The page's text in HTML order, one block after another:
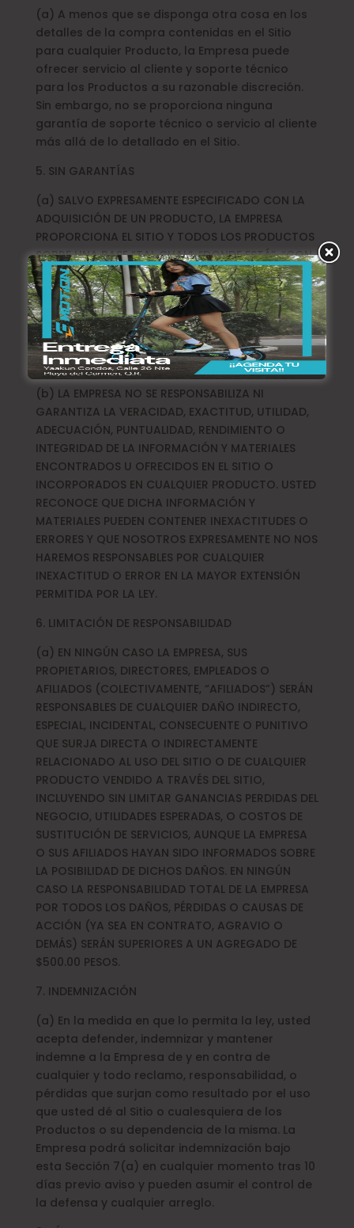
(a) A menos que se disponga otra cosa en los
detalles de la compra contenidas en el Sitio
para cualquier Producto, la Empresa puede
ofrecer servicio al cliente y soporte técnico
para los Productos a su razonable discreción.
Sin embargo, no se proporciona ninguna
garantía de soporte técnico o servicio al cliente
más allá de lo detallado en el Sitio.
5. SIN GARANTÍAS
(a) SALVO EXPRESAMENTE ESPECIFICADO CON LA
ADQUISICIÓN DE UN PRODUCTO, LA EMPRESA
PROPORCIONA EL SITIO Y TODOS LOS PRODUCTOS
SOBRE UNA BASE “TAL CUAL“, “DONDE ESTÁ”, “CON
TODOS LOS DEFECTOS” Y SIN NINGUNA GARANTÍA
EXPRESA O IMPLÍCITA O RESPONSABILIDAD DE
NINGÚN TIPO, INCLUYENDO CUALQUIER GARANTÍA
IMPLÍCITA DE COMERCIALIZACIÓN, EXACTITUD,
CALIDAD, O APLICACIÓN PARA UN FIN
DETERMINADO.
(b) LA EMPRESA NO SE RESPONSABILIZA NI
GARANTIZA LA VERACIDAD, EXACTITUD, UTILIDAD,
ADECUACIÓN, PUNTUALIDAD, RENDIMIENTO O
INTEGRIDAD DE LA INFORMACIÓN Y MATERIALES
ENCONTRADOS U OFRECIDOS EN EL SITIO O
INCORPORADOS EN CUALQUIER PRODUCTO. USTED
RECONOCE QUE DICHA INFORMACIÓN Y
MATERIALES PUEDEN CONTENER INEXACTITUDES O
ERRORES Y QUE NOSOTROS EXPRESAMENTE NO NOS
HAREMOS RESPONSABLES POR CUALQUIER
INEXACTITUD O ERROR EN LA MAYOR EXTENSIÓN
PERMITIDA POR LA LEY.
6. LIMITACIÓN DE RESPONSABILIDAD
(a) EN NINGÚN CASO LA EMPRESA, SUS
PROPIETARIOS, DIRECTORES, EMPLEADOS O
AFILIADOS (COLECTIVAMENTE, “AFILIADOS”) SERÁN
RESPONSABLES DE CUALQUIER DAÑO INDIRECTO,
ESPECIAL, INCIDENTAL, CONSECUENTE O PUNITIVO
QUE SURJA DIRECTA O INDIRECTAMENTE
RELACIONADO AL USO DEL SITIO O DE CUALQUIER
PRODUCTO VENDIDO A TRAVÉS DEL SITIO,
INCLUYENDO SIN LIMITAR GANANCIAS PERDIDAS DEL
NEGOCIO, UTILIDADES ESPERADAS, O COSTOS DE
SUSTITUCIÓN DE SERVICIOS, AUNQUE LA EMPRESA
O SUS AFILIADOS HAYAN SIDO INFORMADOS SOBRE
LA POSIBILIDAD DE DICHOS DAÑOS. EN NINGÚN
CASO LA RESPONSABILIDAD TOTAL DE LA EMPRESA
POR TODOS LOS DAÑOS, PÉRDIDAS O CAUSAS DE
ACCIÓN (YA SEA EN CONTRATO, AGRAVIO O
DEMÁS) SERÁN SUPERIORES A UN AGREGADO DE
$500.00 PESOS.
7. INDEMNIZACIÓN
(a) En la medida en que lo permita la ley, usted
acepta defender, indemnizar y mantener
indemne a la Empresa de y en contra de
cualquier y todo reclamo, responsabilidad, o
pérdidas que surjan como resultado por el uso
que usted dé al Sitio o cualesquiera de los
Productos o su dependencia de la misma. La
Empresa podrá solicitar indemnización bajo
esta Sección 7(a) en cualquier momento tras 10
días previo aviso y pueden asumir el control de
la defensa y cualquier arreglo.